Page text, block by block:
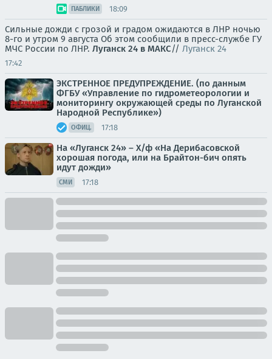
ПАБЛИКИ 18:09
Сильные дожди с грозой и градом ожидаются в ЛНР ночью
8-го и утром 9 августа Об этом сообщили в пресс-службе ГУ
МЧС России по ЛНР. Луганск 24 в МАКС// Луганск 24
17:42
ЭКСТРЕННОЕ ПРЕДУПРЕЖДЕНИЕ. (по данным
ФГБУ «Управление по гидрометеорологии и
мониторингу окружающей среды по Луганской
Народной Республике»)
ОФИЦ. 17:18
На «Луганск 24» – Х/ф «На Дерибасовской
хорошая погода, или на Брайтон-бич опять
идут дожди»
СМИ 17:18